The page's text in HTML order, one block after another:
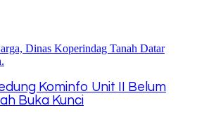
Kominfo Unit II Belum
Buka Kunci